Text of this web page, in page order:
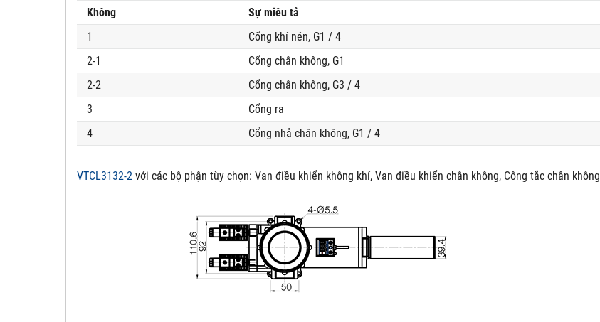
Không
Sự miêu tả
1
Cổng khí nén, G1 / 4
2-1
Cổng chân không, G1
2-2
Cổng chân không, G3 / 4
3
Cổng ra
4
Cổng nhả chân không, G1 / 4
VTCL3132-2 với các bộ phận tùy chọn: Van điều khiển không khí, Van điều khiển chân không, Công tắc chân không